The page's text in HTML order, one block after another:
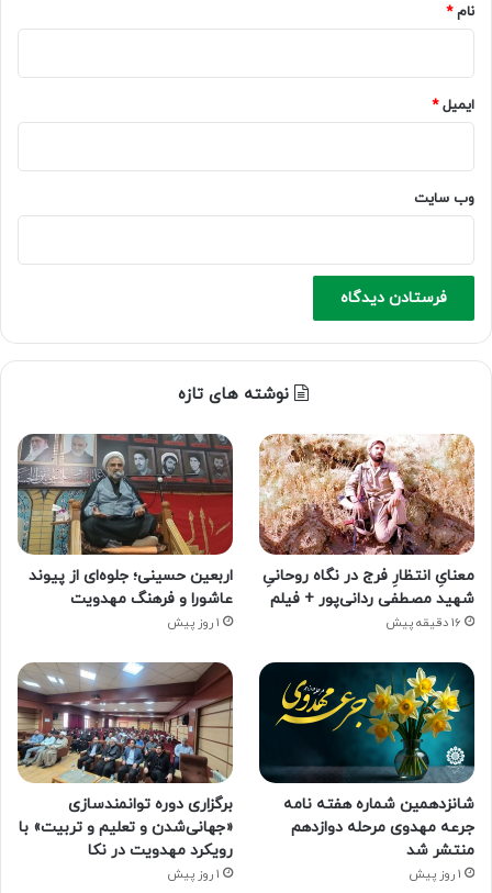
نام*
ایمیل*
وب‌ سایت
نوشته های تازه
معنایِ انتظارِ فرج در نگاه روحانیِ
شهید مصطفی ردانی‌پور + فیلم
16 دقیقه پیش
اربعین حسینی؛ جلوه‌ای از پیوند
عاشورا و فرهنگ مهدویت
1 روز پیش
شانزدهمین شماره هفته‌ نامه
جرعه مهدوی مرحله دوازدهم
منتشر شد
1 روز پیش
برگزاری دوره توانمندسازی
«جهانی‌شدن و تعلیم و تربیت» با
رویکرد مهدویت در نکا
1 روز پیش